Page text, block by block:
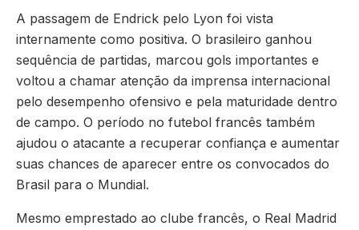
A passagem de Endrick pelo Lyon foi vista
internamente como positiva. O brasileiro ganhou
sequência de partidas, marcou gols importantes e
voltou a chamar atenção da imprensa internacional
pelo desempenho ofensivo e pela maturidade dentro
de campo. O período no futebol francês também
ajudou o atacante a recuperar confiança e aumentar
suas chances de aparecer entre os convocados do
Brasil para o Mundial.
Mesmo emprestado ao clube francês, o Real Madrid